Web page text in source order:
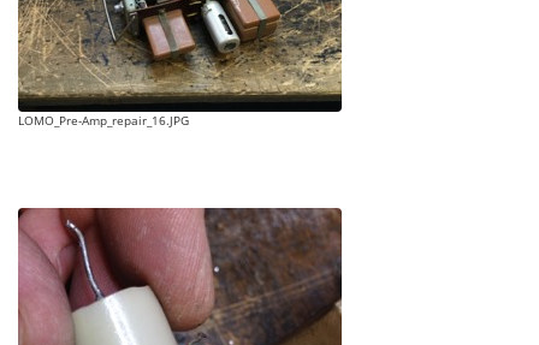
LOMO_Pre-Amp_repair_16.JPG